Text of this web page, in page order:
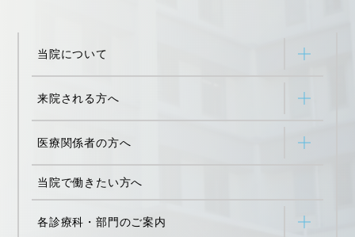
当院について
来院される方へ
医療関係者の方へ
当院で働きたい方へ
各診療科・部門のご案内